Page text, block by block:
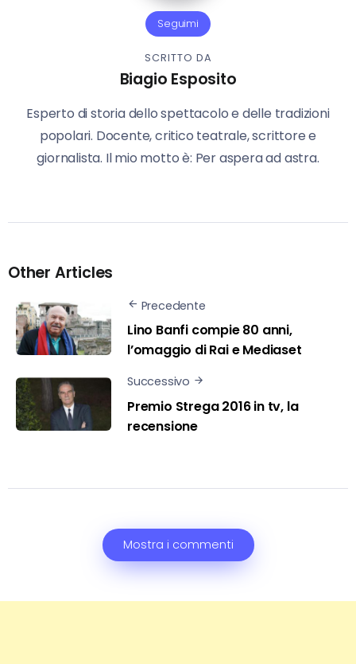
Seguimi
SCRITTO DA
Biagio Esposito
Esperto di storia dello spettacolo e delle tradizioni
popolari. Docente, critico teatrale, scrittore e
giornalista. Il mio motto è: Per aspera ad astra.
Other Articles
Precedente
Lino Banfi compie 80 anni,
l’omaggio di Rai e Mediaset
Successivo
Premio Strega 2016 in tv, la
recensione
Mostra i commenti